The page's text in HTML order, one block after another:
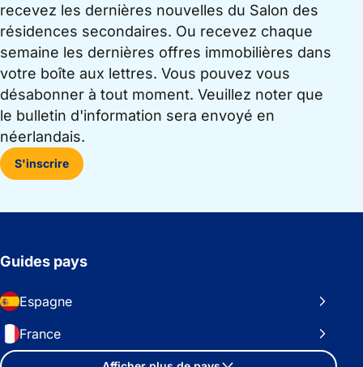
recevez les dernières nouvelles du Salon des
résidences secondaires. Ou recevez chaque
semaine les dernières offres immobilières dans
votre boîte aux lettres. Vous pouvez vous
désabonner à tout moment. Veuillez noter que
le bulletin d'information sera envoyé en
néerlandais.
S'inscrire
Guides pays
Espagne
France